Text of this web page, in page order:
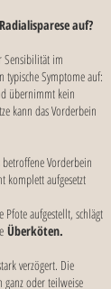
auf?
Sensibilität im
typische Symptome auf:
übernimmt kein
kann das Vorderbein
betroffene Vorderbein
komplett aufgesetzt
Pfote aufgestellt, schlägt
Überköten.
verzögert. Die
ganz oder teilweise